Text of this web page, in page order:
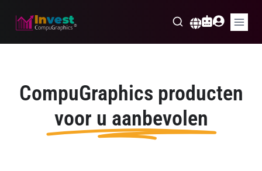
CompuGraphics producten
voor u aanbevolen